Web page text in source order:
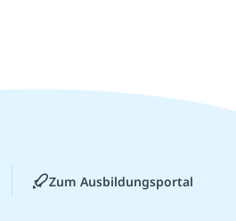
Zum Ausbildungsportal